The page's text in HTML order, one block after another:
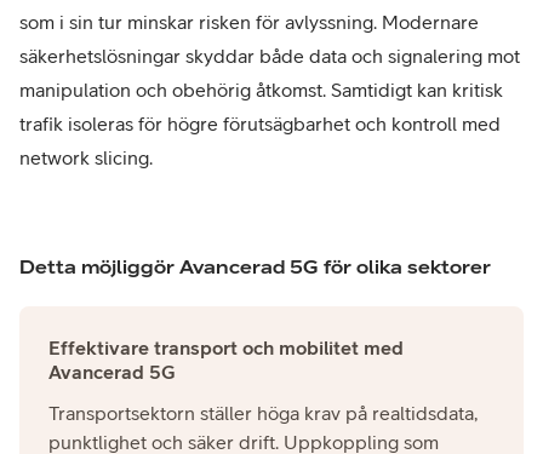
som i sin tur minskar risken för avlyssning. Modernare
säkerhetslösningar skyddar både data och signalering mot
manipulation och obehörig åtkomst. Samtidigt kan kritisk
trafik isoleras för högre förutsägbarhet och kontroll med
network slicing.
Detta möjliggör Avancerad 5G för olika sektorer
Effektivare transport och mobilitet med
Avancerad 5G
Transportsektorn ställer höga krav på realtidsdata,
punktlighet och säker drift. Uppkoppling som